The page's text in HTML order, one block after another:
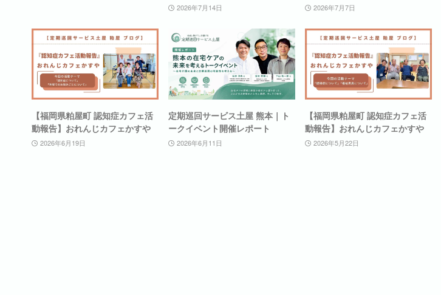
2026年7月14日 2026年7月7日
【福岡県粕屋町 認知症カフェ活
動報告】おれんじカフェかすや
2026年6月19日
定期巡回サービス土屋 熊本｜ト
ークイベント開催レポート
2026年6月11日
【福岡県粕屋町 認知症カフェ活
動報告】おれんじカフェかすや
2026年5月22日